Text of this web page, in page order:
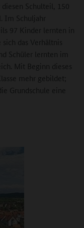
Schulteil, 150
Im Schuljahr
97 Kinder lernten in
das Verhältnis
Schüler lernten im
Mit Beginn dieses
mehr gebildet;
Grundschule eine